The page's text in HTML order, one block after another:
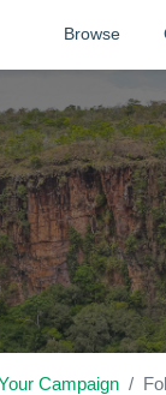
Browse
Campaign